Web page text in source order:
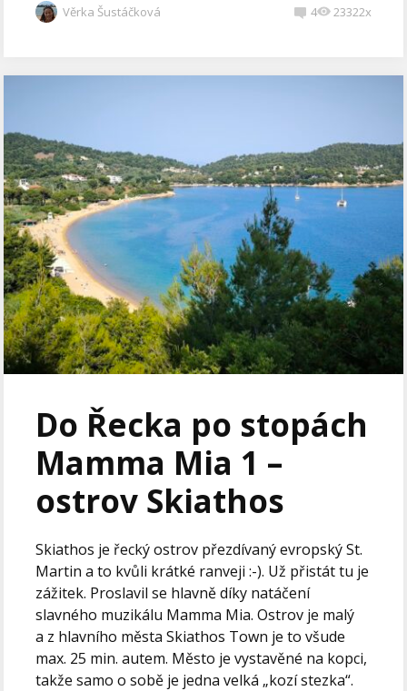
Věrka Šustáčková 4 23322x
Do Řecka po stopách
Mamma Mia 1 –
ostrov Skiathos
Skiathos je řecký ostrov přezdívaný evropský St.
Martin a to kvůli krátké ranveji :-). Už přistát tu je
zážitek. Proslavil se hlavně díky natáčení
slavného muzikálu Mamma Mia. Ostrov je malý
a z hlavního města Skiathos Town je to všude
max. 25 min. autem. Město je vystavěné na kopci,
takže samo o sobě je jedna velká „kozí stezka“.